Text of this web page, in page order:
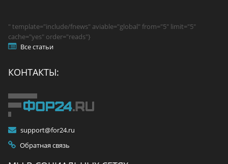
" template="include/fnews" aviable="global" from="5" limit="5"
cache="yes" order="reads"}
Все статьи
КОНТАКТЫ:
support@for24.ru
Обратная связь